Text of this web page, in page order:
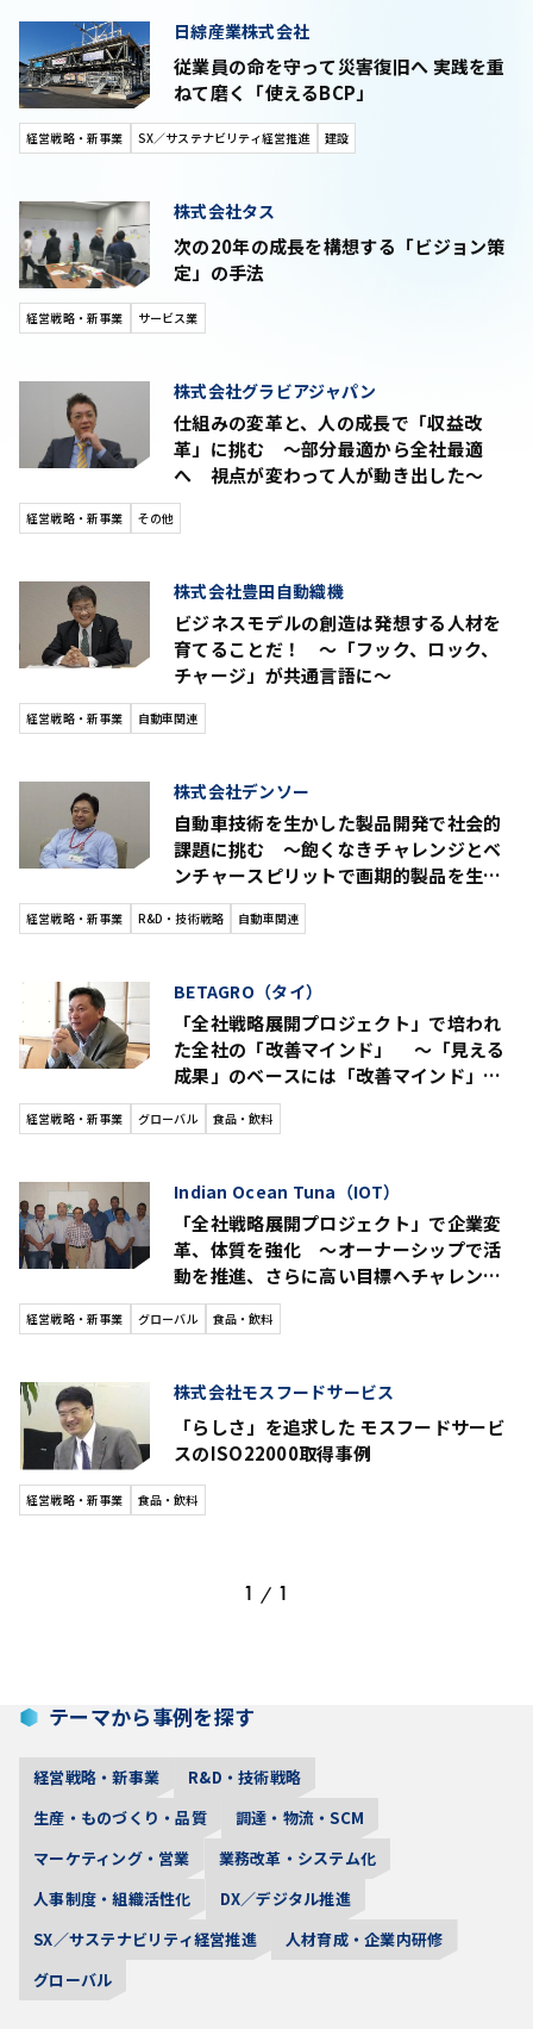
従業員の命を守って災害復旧へ 実践を重
ねて磨く「使えるBCP」
日綜産業株式会社
経営戦略・新事業 SX／サステナビリティ経営推進 建設
次の20年の成長を構想する「ビジョン策
定」の手法
株式会社タス
経営戦略・新事業 サービス業
仕組みの変革と、人の成長で「収益改
革」に挑む ～部分最適から全社最適
へ 視点が変わって人が動き出した～
株式会社グラビアジャパン
経営戦略・新事業 その他
ビジネスモデルの創造は発想する人材を
育てることだ！ ～「フック、ロック、
チャージ」が共通言語に～
株式会社豊田自動織機
経営戦略・新事業 自動車関連
自動車技術を生かした製品開発で社会的
課題に挑む ～飽くなきチャレンジとベ
ンチャースピリットで画期的製品を生み
出す～
株式会社デンソー
経営戦略・新事業 R&D・技術戦略 自動車関連
「全社戦略展開プロジェクト」で培われ
た全社の「改善マインド」 ～「見える
成果」のベースには「改善マインド」の
浸透があった～
BETAGRO（タイ）
経営戦略・新事業 グローバル 食品・飲料
「全社戦略展開プロジェクト」で企業変
革、体質を強化 ～オーナーシップで活
動を推進、さらに高い目標へチャレンジ
～
Indian Ocean Tuna（IOT）
経営戦略・新事業 グローバル 食品・飲料
「らしさ」を追求した モスフードサービ
スのISO22000取得事例
株式会社モスフードサービス
経営戦略・新事業 食品・飲料
1 / 1
テーマから事例を探す
経営戦略・新事業
R&D・技術戦略
生産・ものづくり・品質
調達・物流・SCM
マーケティング・営業
業務改革・システム化
人事制度・組織活性化
DX／デジタル推進
SX／サステナビリティ経営推進
人材育成・企業内研修
グローバル